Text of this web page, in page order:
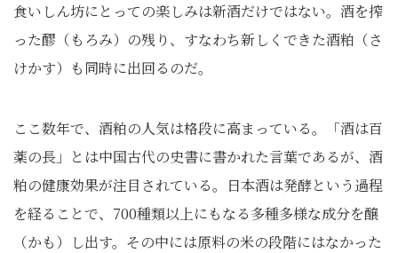
食いしん坊にとっての楽しみは新酒だけではない。酒を搾
った醪（もろみ）の残り、すなわち新しくできた酒粕（さ
けかす）も同時に出回るのだ。
ここ数年で、酒粕の人気は格段に高まっている。「酒は百
薬の長」とは中国古代の史書に書かれた言葉であるが、酒
粕の健康効果が注目されている。日本酒は発酵という過程
を経ることで、700種類以上にもなる多種多様な成分を醸
（かも）し出す。その中には原料の米の段階にはなかった